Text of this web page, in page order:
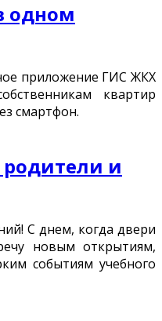
одном
приложение ГИС ЖКХ
квартир
смартфон.
и
С днем, когда двери
новым открытиям,
событиям учебного